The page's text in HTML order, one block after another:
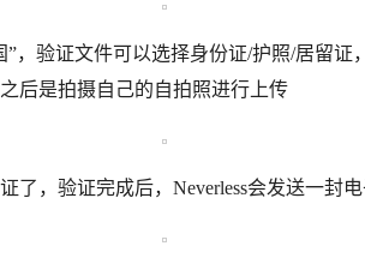
，验证文件可以选择身份证/护照/居留
后是拍摄自己的自拍照进行上传
了，验证完成后，Neverless会发送一封